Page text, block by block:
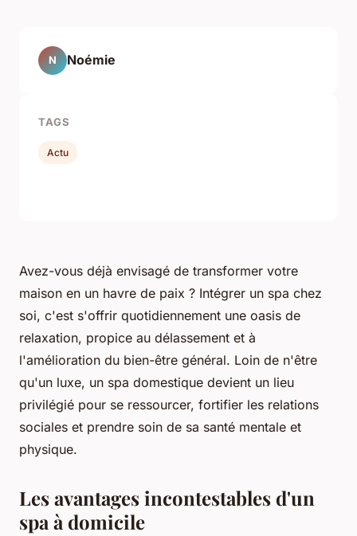
Avez-vous déjà envisagé de transformer votre
maison en un havre de paix ? Intégrer un spa chez
soi, c'est s'offrir quotidiennement une oasis de
relaxation, propice au délassement et à
l'amélioration du bien-être général. Loin de n'être
qu'un luxe, un spa domestique devient un lieu
privilégié pour se ressourcer, fortifier les relations
sociales et prendre soin de sa santé mentale et
physique.
Les avantages incontestables d'un
spa à domicile
N Noémie
TAGS
Actu